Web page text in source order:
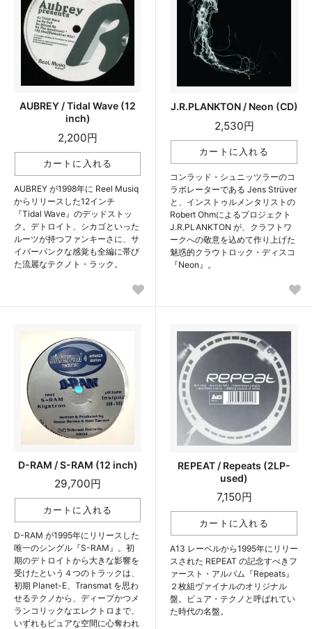
AUBREY / Tidal Wave (12
inch)
2,200円
AUBREY が1998年に Reel Musiq
からリリースした12インチ
『Tidal Wave』のデッドストッ
ク。デトロイト、シカゴといった
ルーツが持つファンキーさに、サ
イバーパンクな感覚も全編に帯び
た流麗なテクノト・ラック。
J.R.PLANKTON / Neon (CD)
2,530円
コンラッド・シュニッツラーのコ
ラボレーターである Jens Strüver
と、インストゥルメンタリストの
Robert Ohmによるプロジェクト
J.R.PLANKTON が、クラフトワ
ークへの敬意を込めて作り上げた
魅惑的クラウトロック・ディスコ
『Neon』。
D-RAM / S-RAM (12 inch)
29,700円
D-RAM が1995年にリリースした
唯一のシングル『S-RAM』。初
期のデトロイトから大きな影響を
受けたという４つのトラックは、
初期 Planet-E、Transmat を思わ
せるテクノから、ディープかつメ
ランコリックなエレクトロまで、
いずれもピュアな空間に心奪われ
REPEAT / Repeats (2LP-
used)
7,150円
A13 レーベルから1995年にリリー
スされた REPEAT の記念すべきフ
ァースト・アルバム『Repeats』
２枚組ヴァイナルのオリジナル
盤。ピュア・テクノと呼ばれてい
た時代の名盤。